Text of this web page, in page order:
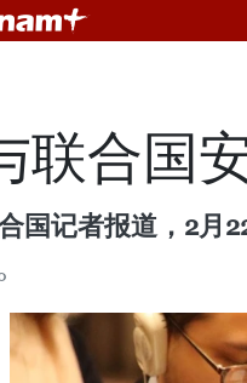
联合国
国记者报道，2月